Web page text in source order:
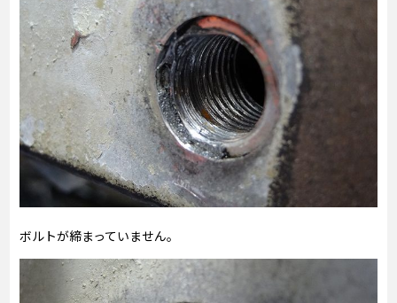
ボルトが締まっていません。